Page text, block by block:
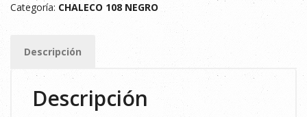
108
cantidad
Categoría: CHALECO 108 NEGRO
Descripción
Descripción